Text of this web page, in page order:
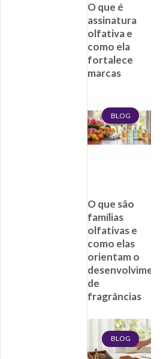
O que é
assinatura
olfativa e
como ela
fortalece
marcas
BLOG
O que são
famílias
olfativas e
como elas
orientam o
de
fragrâncias
BLOG